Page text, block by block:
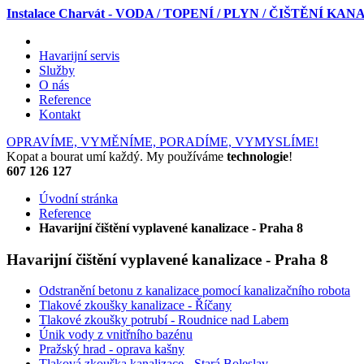
Instalace Charvát - VODA / TOPENÍ / PLYN / ČIŠTĚNÍ
Havarijní servis
Služby
O nás
Reference
Kontakt
OPRAVÍME, VYMĚNÍME, PORADÍME, VYMYSLÍME!
Kopat a bourat umí každý. My používáme technologie!
607 126 127
Úvodní stránka
Reference
Havarijní čištění vyplavené kanalizace - Praha 8
Havarijní čištění vyplavené kanalizace - Praha 8
Odstranění betonu z kanalizace pomocí kanalizačního robota
Tlakové zkoušky kanalizace - Říčany
Tlakové zkoušky potrubí - Roudnice nad Labem
Únik vody z vnitřního bazénu
Pražský hrad - oprava kašny